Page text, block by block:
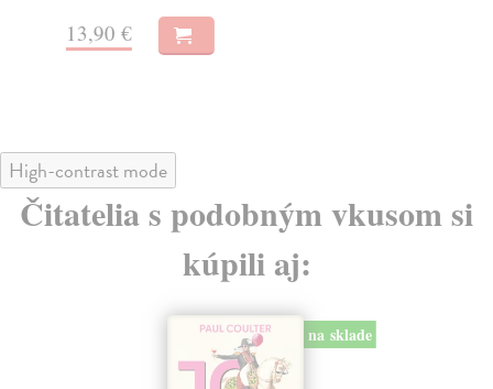
13,90 €
High-contrast mode
Čitatelia s podobným vkusom si
kúpili aj:
na sklade